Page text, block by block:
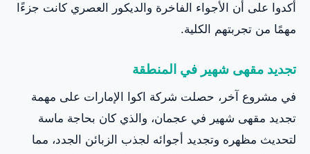
أكدوا على أن الأجواء الفاخرة والديكور العصري كانت جزءًا
مهمًا من تجربتهم الكلية.
تجديد مقهى شهير في المنطقة
في مشروع آخر، حصلت شركة اكوا الإمارات على مهمة
تجديد مقهى شهير في عجمان، والذي كان بحاجة ماسة
لتحديث مظهره وتجديد أجوائه لجذب الزبائن الجدد، مما